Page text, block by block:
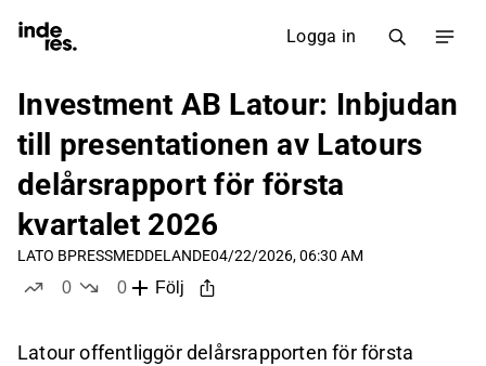
Logga in
Investment AB Latour: Inbjudan
till presentationen av Latours
delårsrapport för första
kvartalet 2026
LATO BPRESSMEDDELANDE04/22/2026, 06:30 AM
0
0
Följ
Latour offentliggör delårsrapporten för första